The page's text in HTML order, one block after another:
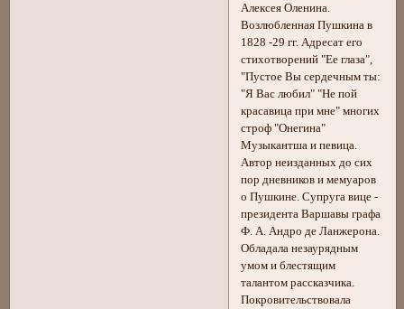
Алексея Оленина.
Возлюбленная Пушкина в
1828 -29 гг. Адресат его
стихотворений "Ее глаза",
"Пустое Вы сердечным ты:
"Я Вас любил" "Не пой
красавица при мне" многих
строф "Онегина"
Музыкантша и певица.
Автор неизданных до сих
пор дневников и мемуаров
о Пушкине. Супруга вице -
президента Варшавы графа
Ф. А. Андро де Ланжерона.
Обладала незаурядным
умом и блестящим
талантом рассказчика.
Покровительствовала